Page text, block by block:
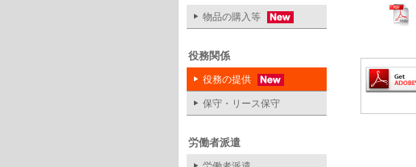
物品の購入等
役務関係
役務の提供
保守・リース保守
労働者派遣